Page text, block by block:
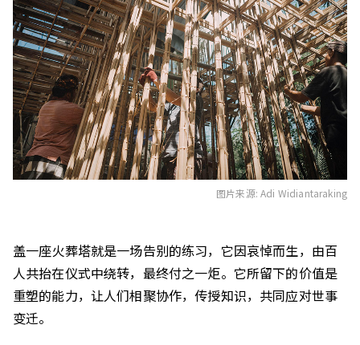
图片来源: Adi Widiantaraking
盖一座火葬塔就是一场告别的练习，它因哀悼而生， 由百
人共抬在仪式中绕转，最终付之一炬。它所留下的价值是
重塑的能力， 让人们相聚协作，传授知识， 共同应对世事
变迁。